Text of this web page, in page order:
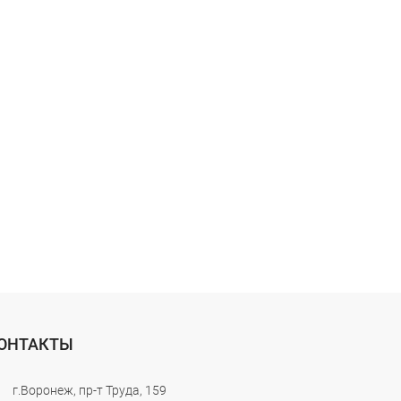
г.Воронеж, пр-т Труда, 159